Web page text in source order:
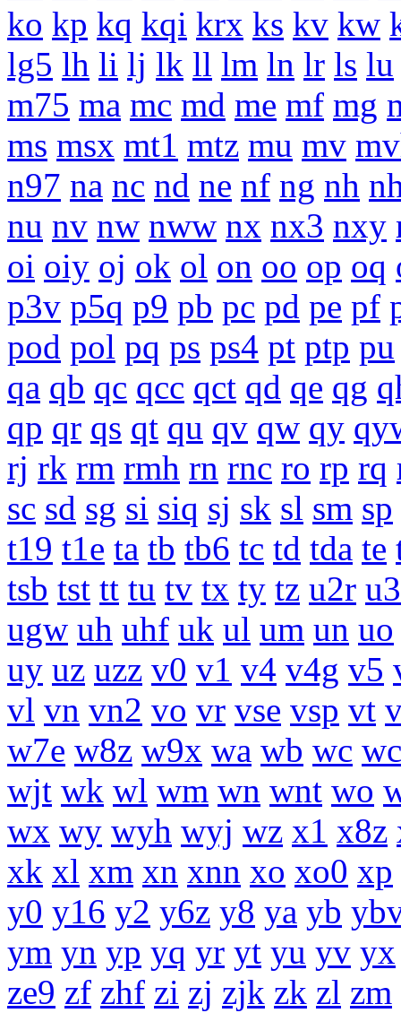
ko kp kq kqi krx ks kv kw
lg5 lh li lj lk ll lm ln lr ls lu
m75 ma mc md me mf mg
ms msx mt1 mtz mu mv
n97 na nc nd ne nf ng nh
nu nv nw nww nx nx3 nxy
oi oiy oj ok ol on oo op oq
p3v p5q p9 pb pc pd pe pf
pod pol pq ps ps4 pt ptp pu
qa qb qc qcc qct qd qe qg
qp qr qs qt qu qv qw qy
rj rk rm rmh rn rnc ro rp rq
sc sd sg si siq sj sk sl sm sp
t19 t1e ta tb tb6 tc td tda te
tsb tst tt tu tv tx ty tz u2r
ugw uh uhf uk ul um un uo
uy uz uzz v0 v1 v4 v4g v5
vl vn vn2 vo vr vse vsp vt
w7e w8z w9x wa wb wc
wjt wk wl wm wn wnt wo
wx wy wyh wyj wz x1 x8z
xk xl xm xn xnn xo xo0 xp
y0 y16 y2 y6z y8 ya yb
ym yn yp yq yr yt yu yv yx
ze9 zf zhf zi zj zjk zk zl zm